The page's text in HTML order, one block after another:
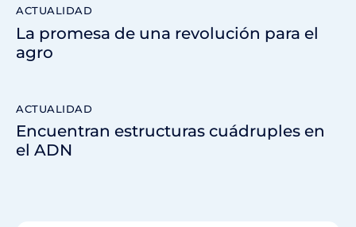
ACTUALIDAD
La promesa de una revolución para el
agro
ACTUALIDAD
Encuentran estructuras cuádruples en
el ADN